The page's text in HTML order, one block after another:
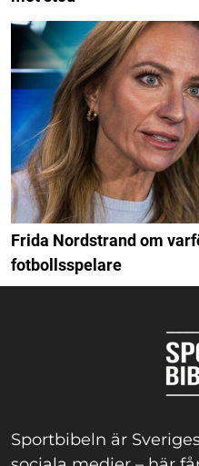
Frida Nordstrand om
fotbollsspelare
Sportbibeln är